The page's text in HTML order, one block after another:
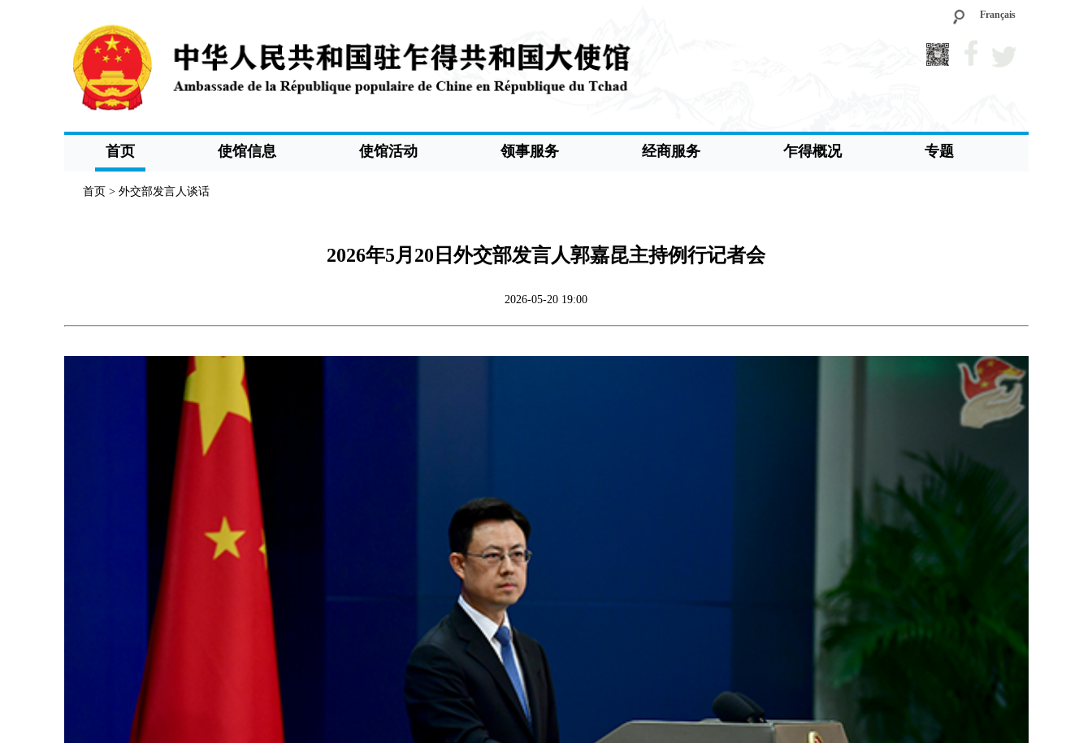
Français
首页 使馆信息 使馆活动 领事服务 经商服务 乍得概况 专题
首页 > 外交部发言人谈话
2026年5月20日外交部发言人郭嘉昆主持例行记者会
2026-05-20 19:00